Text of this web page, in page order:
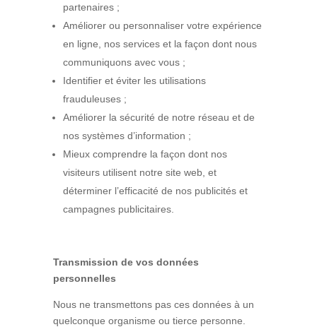
partenaires ;
Améliorer ou personnaliser votre expérience
en ligne, nos services et la façon dont nous
communiquons avec vous ;
Identifier et éviter les utilisations
frauduleuses ;
Améliorer la sécurité de notre réseau et de
nos systèmes d’information ;
Mieux comprendre la façon dont nos
visiteurs utilisent notre site web, et
déterminer l’efficacité de nos publicités et
campagnes publicitaires.
Transmission de vos données
personnelles
Nous ne transmettons pas ces données à un
quelconque organisme ou tierce personne.